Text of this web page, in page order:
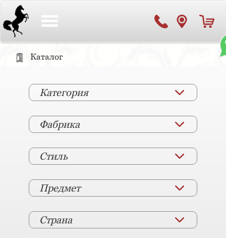
Каталог
Категория
Фабрика
Стиль
Предмет
Страна